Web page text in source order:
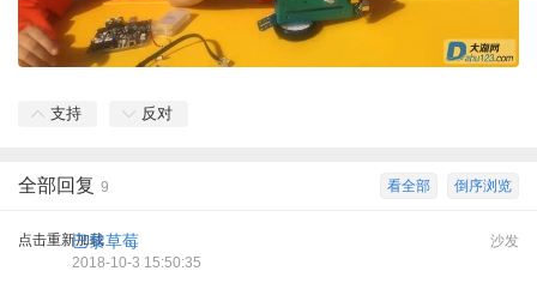
支持 反对
倒序浏览
看全部
全部回复 9
点击重新加载 沙发
巴黎草莓
2018-10-3 15:50:35